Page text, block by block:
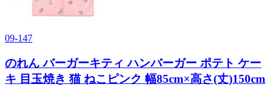
09-147
のれん バーガーキティ ハンバーガー ポテト ケー
キ 目玉焼き 猫 ねこピンク 幅85cm×高さ(丈)150cm